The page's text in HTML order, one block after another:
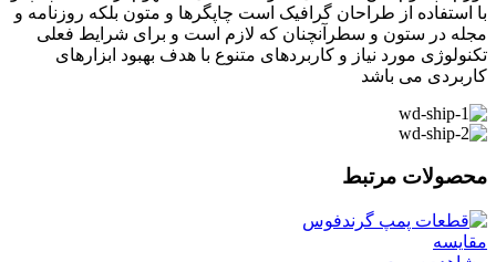
با استفاده از طراحان گرافیک است چاپگرها و متون بلکه روزنامه و
مجله در ستون و سطرآنچنان که لازم است و برای شرایط فعلی
تکنولوژی مورد نیاز و کاربردهای متنوع با هدف بهبود ابزارهای
کاربردی می باشد
محصولات مرتبط
مقایسه